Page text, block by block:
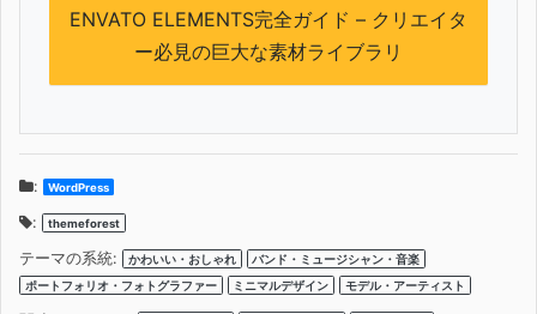
ENVATO ELEMENTS完全ガイド – クリエイタ
ー必見の巨大な素材ライブラリ
: WordPress
: themeforest
テーマの系統: かわいい・おしゃれ
バンド・ミュージシャン・音楽
ポートフォリオ・フォトグラファー
ミニマルデザイン モデル・アーティスト